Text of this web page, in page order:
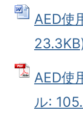
AED使
AED使
ル: